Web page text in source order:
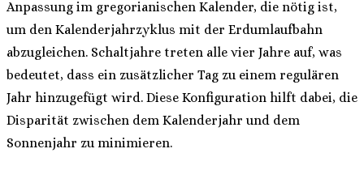
Anpassung im gregorianischen Kalender, die nötig ist,
um den Kalenderjahrzyklus mit der Erdumlaufbahn
abzugleichen. Schaltjahre treten alle vier Jahre auf, was
bedeutet, dass ein zusätzlicher Tag zu einem regulären
Jahr hinzugefügt wird. Diese Konfiguration hilft dabei, die
Disparität zwischen dem Kalenderjahr und dem
Sonnenjahr zu minimieren.